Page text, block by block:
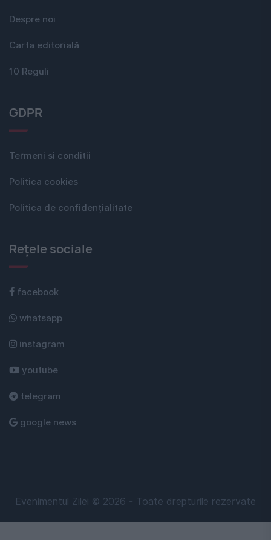
Despre noi
Carta editorială
10 Reguli
GDPR
Termeni si conditii
Politica cookies
Politica de confidențialitate
Rețele sociale
facebook
whatsapp
instagram
youtube
telegram
google news
Evenimentul Zilei © 2026 - Toate drepturile rezervate